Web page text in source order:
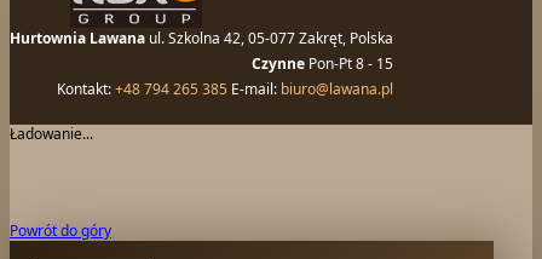
Hurtownia Lawana ul. Szkolna 42, 05-077 Zakręt, Polska
Czynne Pon-Pt 8 - 15
Kontakt:+48 794 265 385 E-mail: biuro@lawana.pl
Ładowanie...
Powrót do góry